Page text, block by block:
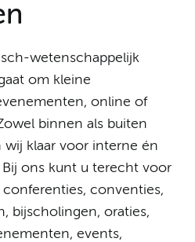
wetenschappelijk
om kleine
online of
binnen als buiten
wij klaar voor interne én
ons kunt u terecht voor
conferenties, conventies,
bijscholingen, oraties,
events,